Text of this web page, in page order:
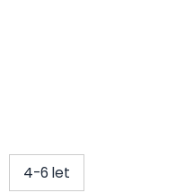
4-6 let